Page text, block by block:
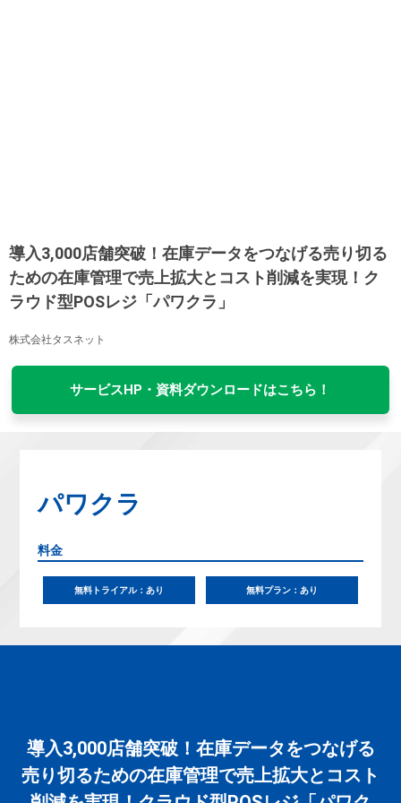
導入3,000店舗突破！在庫データをつなげる売り切る
ための在庫管理で売上拡大とコスト削減を実現！ク
ラウド型POSレジ「パワクラ」
株式会社タスネット
サービスHP・資料ダウンロードはこちら！
パワクラ
料金
無料トライアル：あり 無料プラン：あり
導入3,000店舗突破！在庫データをつなげる
売り切るための在庫管理で売上拡大とコスト